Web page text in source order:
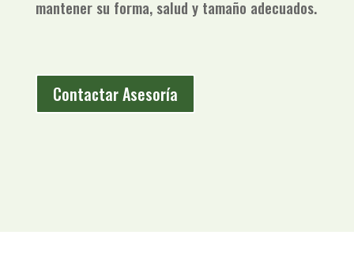
mantener su forma, salud y tamaño adecuados.
Contactar Asesoría